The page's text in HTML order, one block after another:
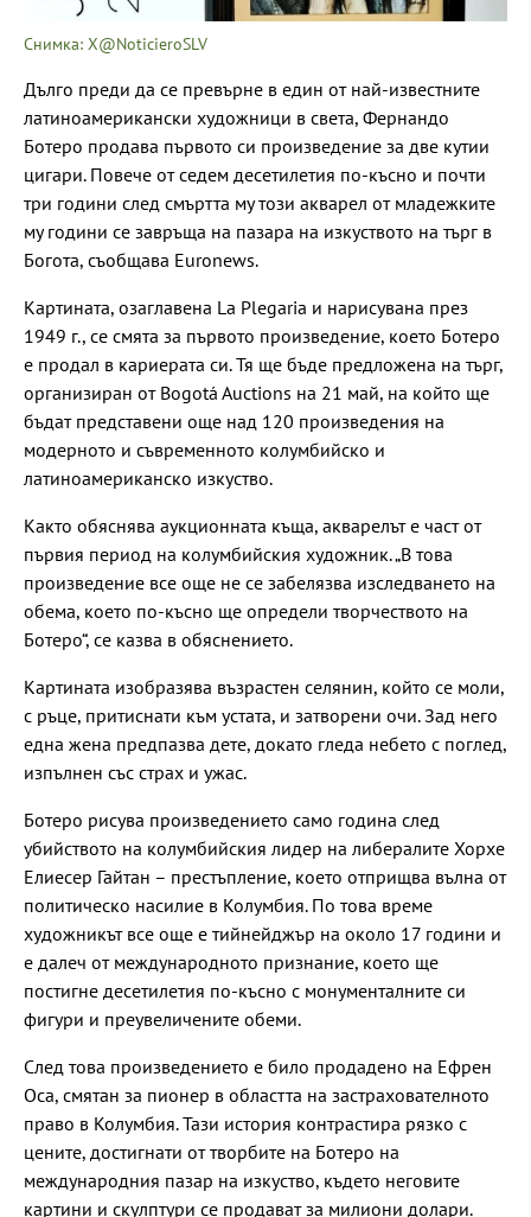
Снимка: X@NoticieroSLV
Дълго преди да се превърне в един от най-известните
латиноамерикански художници в света, Фернандо
Ботеро продава първото си произведение за две кутии
цигари. Повече от седем десетилетия по-късно и почти
три години след смъртта му този акварел от младежките
му години се завръща на пазара на изкуството на търг в
Богота, съобщава Euronews.
Картината, озаглавена La Plegaria и нарисувана през
1949 г., се смята за първото произведение, което Ботеро
е продал в кариерата си. Тя ще бъде предложена на търг,
организиран от Bogotá Auctions на 21 май, на който ще
бъдат представени още над 120 произведения на
модерното и съвременното колумбийско и
латиноамериканско изкуство.
Както обяснява аукционната къща, акварелът е част от
първия период на колумбийския художник. „В това
произведение все още не се забелязва изследването на
обема, което по-късно ще определи творчеството на
Ботеро“, се казва в обяснението.
Картината изобразява възрастен селянин, който се моли,
с ръце, притиснати към устата, и затворени очи. Зад него
една жена предпазва дете, докато гледа небето с поглед,
изпълнен със страх и ужас.
Ботеро рисува произведението само година след
убийството на колумбийския лидер на либералите Хорхе
Елиесер Гайтан – престъпление, което отприщва вълна от
политическо насилие в Колумбия. По това време
художникът все още е тийнейджър на около 17 години и
е далеч от международното признание, което ще
постигне десетилетия по-късно с монументалните си
фигури и преувеличените обеми.
След това произведението е било продадено на Ефрен
Оса, смятан за пионер в областта на застрахователното
право в Колумбия. Тази история контрастира рязко с
цените, достигнати от творбите на Ботеро на
международния пазар на изкуство, където неговите
картини и скулптури се продават за милиони долари.